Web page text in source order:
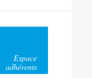
Espace
adhérents